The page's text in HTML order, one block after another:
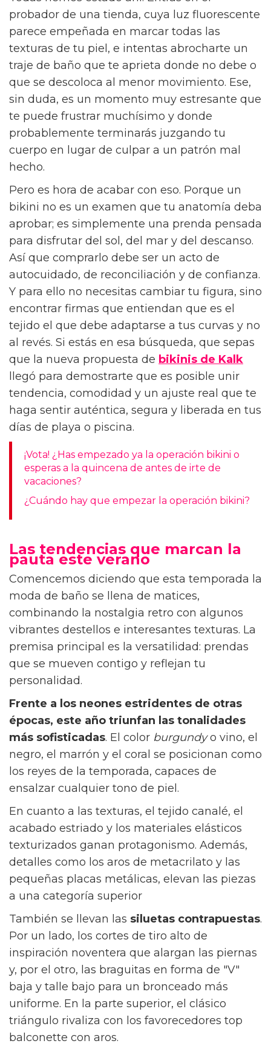
Todas hemos estado ahí. Entras en el
probador de una tienda, cuya luz fluorescente
parece empeñada en marcar todas las
texturas de tu piel, e intentas abrocharte un
traje de baño que te aprieta donde no debe o
que se descoloca al menor movimiento. Ese,
sin duda, es un momento muy estresante que
te puede frustrar muchísimo y donde
probablemente terminarás juzgando tu
cuerpo en lugar de culpar a un patrón mal
hecho.
Pero es hora de acabar con eso. Porque un
bikini no es un examen que tu anatomía deba
aprobar; es simplemente una prenda pensada
para disfrutar del sol, del mar y del descanso.
Así que comprarlo debe ser un acto de
autocuidado, de reconciliación y de confianza.
Y para ello no necesitas cambiar tu figura, sino
encontrar firmas que entiendan que es el
tejido el que debe adaptarse a tus curvas y no
al revés. Si estás en esa búsqueda, que sepas
que la nueva propuesta de bikinis de Kalk
llegó para demostrarte que es posible unir
tendencia, comodidad y un ajuste real que te
haga sentir auténtica, segura y liberada en tus
días de playa o piscina.
¡Vota! ¿Has empezado ya la operación bikini o
esperas a la quincena de antes de irte de
vacaciones?
Las tendencias que marcan la
pauta este verano
Comencemos diciendo que esta temporada la
moda de baño se llena de matices,
combinando la nostalgia retro con algunos
vibrantes destellos e interesantes texturas. La
premisa principal es la versatilidad: prendas
que se mueven contigo y reflejan tu
personalidad.
Frente a los neones estridentes de otras
épocas, este año triunfan las tonalidades
más sofisticadas. El color burgundyo vino, el
negro, el marrón y el coral se posicionan como
los reyes de la temporada, capaces de
ensalzar cualquier tono de piel.
En cuanto a las texturas, el tejido canalé, el
acabado estriado y los materiales elásticos
texturizados ganan protagonismo. Además,
detalles como los aros de metacrilato y las
pequeñas placas metálicas, elevan las piezas
a una categoría superior
También se llevan las siluetas contrapuestas
Por un lado, los cortes de tiro alto de
inspiración noventera que alargan las piernas
y, por el otro, las braguitas en forma de "V"
baja y talle bajo para un bronceado más
uniforme. En la parte superior, el clásico
triángulo rivaliza con los favorecedores top